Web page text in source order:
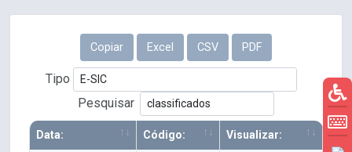
Copiar Excel CSV PDF
Tipo
Pesquisar
Data: Código: Visualizar: